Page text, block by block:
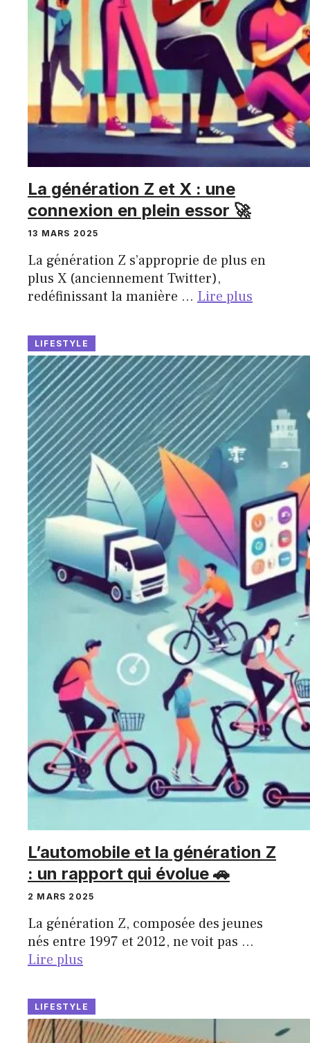
La génération Z et X : une
connexion en plein essor 🚀
13 MARS 2025
La génération Z s’approprie de plus en
plus X (anciennement Twitter),
redéfinissant la manière … Lire plus
LIFESTYLE
L’automobile et la génération Z
: un rapport qui évolue 🚗
2 MARS 2025
La génération Z, composée des jeunes
nés entre 1997 et 2012, ne voit pas …
Lire plus
LIFESTYLE